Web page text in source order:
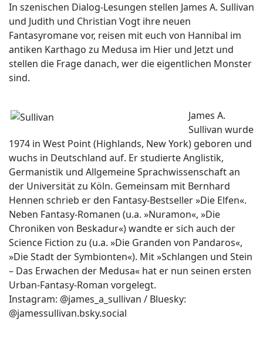
In szenischen Dialog-Lesungen stellen James A. Sullivan
und Judith und Christian Vogt ihre neuen
Fantasyromane vor, reisen mit euch von Hannibal im
antiken Karthago zu Medusa im Hier und Jetzt und
stellen die Frage danach, wer die eigentlichen Monster
sind.
James A.
Sullivan wurde
1974 in West Point (Highlands, New York) geboren und
wuchs in Deutschland auf. Er studierte Anglistik,
Germanistik und Allgemeine Sprachwissenschaft an
der Universität zu Köln. Gemeinsam mit Bernhard
Hennen schrieb er den Fantasy-Bestseller »Die Elfen«.
Neben Fantasy-Romanen (u.a. »Nuramon«, »Die
Chroniken von Beskadur«) wandte er sich auch der
Science Fiction zu (u.a. »Die Granden von Pandaros«,
»Die Stadt der Symbionten«). Mit »Schlangen und Stein
– Das Erwachen der Medusa« hat er nun seinen ersten
Urban-Fantasy-Roman vorgelegt.
Instagram: @james_a_sullivan / Bluesky:
@jamessullivan.bsky.social